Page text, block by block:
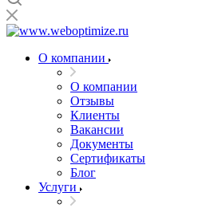
О компании
О компании
Отзывы
Клиенты
Вакансии
Документы
Сертификаты
Блог
Услуги